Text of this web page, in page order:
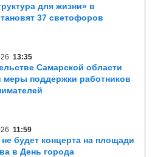
для жизни» в
37 светофоров
13:35
Самарской области
меры поддержки работников
11:59
будет концерта на площади
в День города